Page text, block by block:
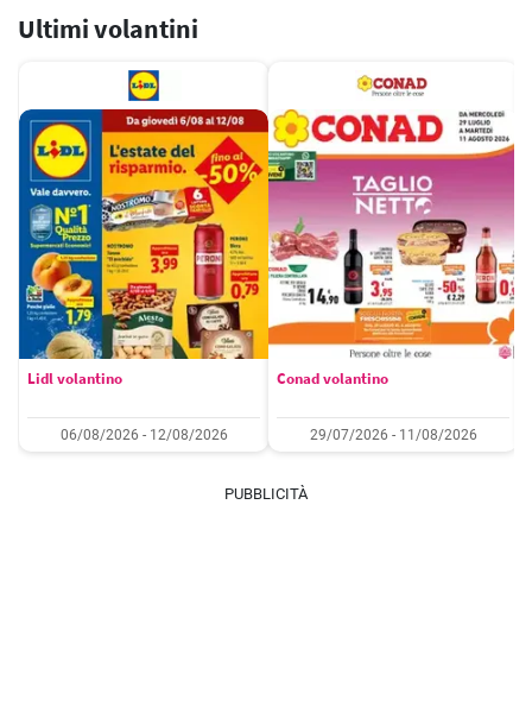
Ultimi volantini
Lidl volantino
06/08/2026 - 12/08/2026
Conad volantino
29/07/2026 - 11/08/2026
PUBBLICITÀ